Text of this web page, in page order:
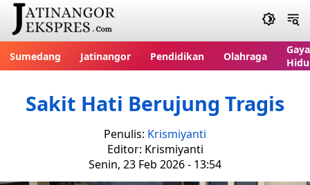
Sumedang Jatinangor Pendidikan Olahraga
Gaya
Sakit Hati Berujung Tragis
Penulis: Krismiyanti
Editor: Krismiyanti
Senin, 23 Feb 2026 - 13:54